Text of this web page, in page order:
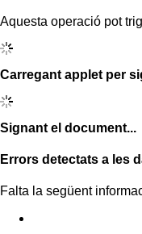
Aquesta operació pot
Carregant applet per
Signant el document...
Errors detectats a les
Falta la següent